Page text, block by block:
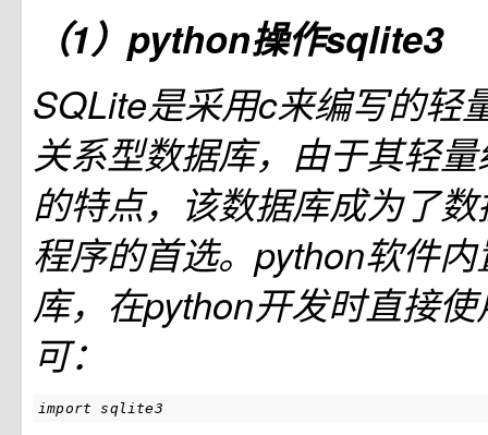
（1）python操作sqlite3
SQLite是采用c来编写的轻
关系型数据库，由于其轻
的特点，该数据库成为了
程序的首选。python软件
库，在python开发时直接
可：
import sqlite3